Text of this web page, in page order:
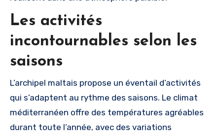
Les activités
incontournables selon les
saisons
L’archipel maltais propose un éventail d’activités
qui s’adaptent au rythme des saisons. Le climat
méditerranéen offre des températures agréables
durant toute l’année, avec des variations